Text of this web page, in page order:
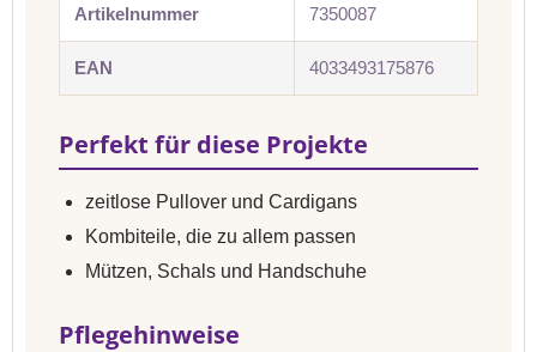
Artikelnummer 7350087
EAN 4033493175876
Perfekt für diese Projekte
zeitlose Pullover und Cardigans
Kombiteile, die zu allem passen
Mützen, Schals und Handschuhe
Pflegehinweise